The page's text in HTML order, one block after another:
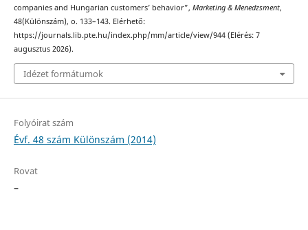
companies and Hungarian customers’ behavior”, Marketing & Menedzsment,
48(Különszám), o. 133–143. Elérhető:
https://journals.lib.pte.hu/index.php/mm/article/view/944 (Elérés: 7
augusztus 2026).
Idézet formátumok
Folyóirat szám
Évf. 48 szám Különszám (2014)
Rovat
–